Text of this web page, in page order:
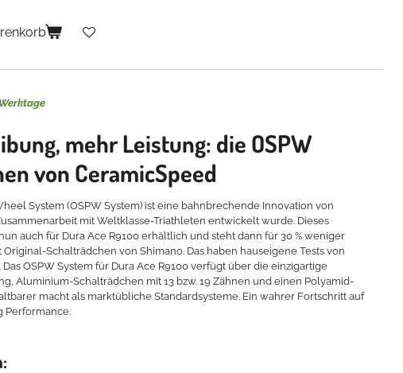
mehr Leistung: die OSPW
von CeramicSpeed
System (OSPW System) ist eine bahnbrechende Innovation von
mit Weltklasse-Triathleten entwickelt wurde. Dieses
auch für Dura Ace R9100 erhältlich und steht dann für 30 % weniger
Schalträdchen von Shimano. Das haben hauseigene Tests von
OSPW System für Dura Ace R9100 verfügt über die einzigartige
Aluminium-Schalträdchen mit 13 bzw. 19 Zähnen und einen Polyamid-
macht als marktübliche Standardsysteme. Ein wahrer Fortschritt auf
Performance.